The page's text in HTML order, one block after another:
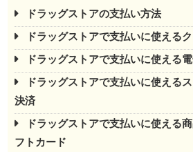
ドラッグストアの支払い方法
ドラッグストアで支払いに使える
ドラッグストアで支払いに使える
ドラッグストアで支払いに使える
決済
ドラッグストアで支払いに使える
フトカード